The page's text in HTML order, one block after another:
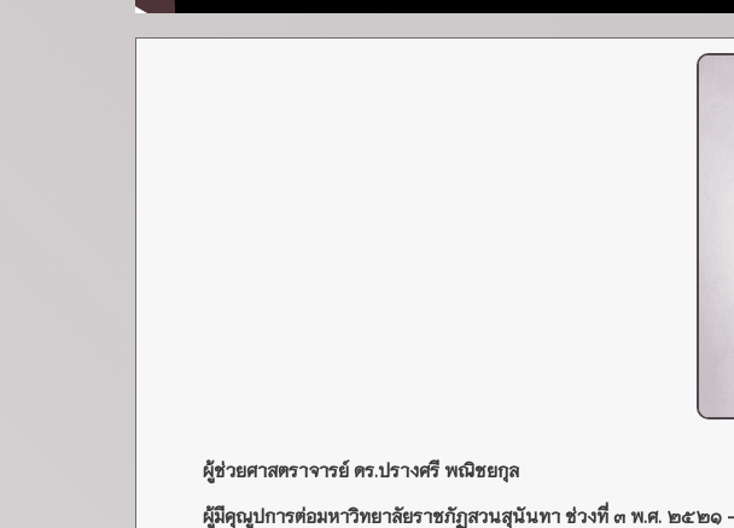
ผู้ช่วยศาสตราจารย์ ดร.ปรางศรี พณิชยกุล
ผู้มีคุณูปการต่อมหาวิทยาลัยราชภัฏสวนสุนันทา ช่วงที่ ๓ พ.ศ. ๒๕๒